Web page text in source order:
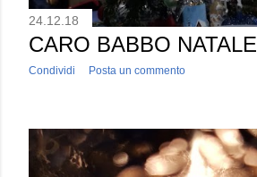
24.12.18
CARO BABBO NATALE
Condividi Posta un commento